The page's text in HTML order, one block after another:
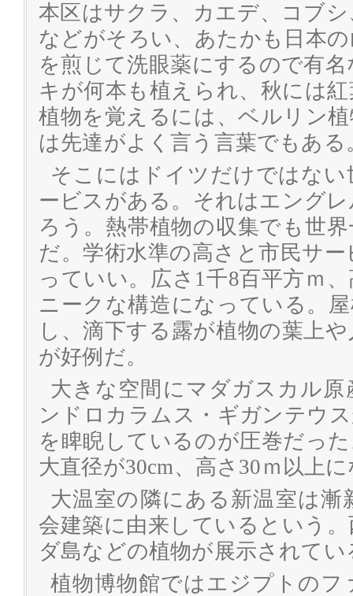
本区はサクラ、カエデ、コブ
などがそろい、あたかも日本
を煎じて洗眼薬にするので有
キが何本も植えられ、秋には
植物を覚えるには、ベルリン
は先達がよく言う言葉でもある
そこにはドイツだけではな
ービスがある。それはエング
ろう。熱帯植物の収集でも世
だ。学術水準の高さと市民サ
っていい。広さ1千8百平方ｍ
ニークな構造になっている。
し、滴下する露が植物の葉上
が好例だ。
大きな空間にマダガスカル
ンドロカラムス・ギガンテウ
を睥睨しているのが圧巻だっ
大直径が30cm、高さ30ｍ以上
大温室の隣にある新温室は
会建築に由来しているという
ダ島などの植物が展示されてい
植物博物館ではエジプトの